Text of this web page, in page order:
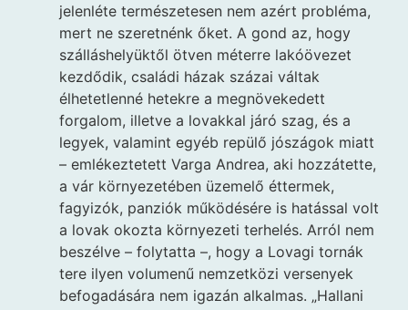
jelenléte természetesen nem azért probléma,
mert ne szeretnénk őket. A gond az, hogy
szálláshelyüktől ötven méterre lakóövezet
kezdődik, családi házak százai váltak
élhetetlenné hetekre a megnövekedett
forgalom, illetve a lovakkal járó szag, és a
legyek, valamint egyéb repülő jószágok miatt
– emlékeztetett Varga Andrea, aki hozzátette,
a vár környezetében üzemelő éttermek,
fagyizók, panziók működésére is hatással volt
a lovak okozta környezeti terhelés. Arról nem
beszélve – folytatta –, hogy a Lovagi tornák
tere ilyen volumenű nemzetközi versenyek
befogadására nem igazán alkalmas. „Hallani